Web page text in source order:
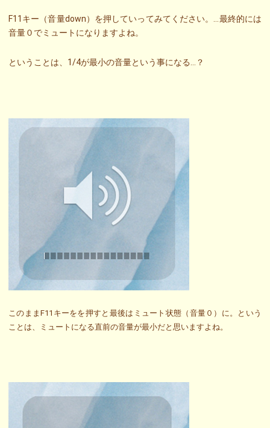
F11キー（音量down）を押していってみてください。…最終的には
音量０でミュートになりますよね。
ということは、1/4が最小の音量という事になる…？
このままF11キーをを押すと最後はミュート状態（音量０）に。という
ことは、ミュートになる直前の音量が最小だと思いますよね。